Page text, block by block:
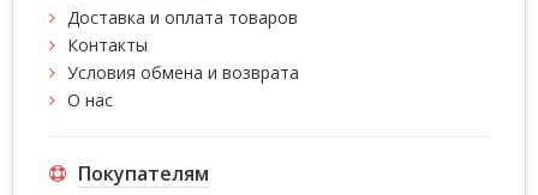
Доставка и оплата товаров
Контакты
Условия обмена и возврата
О нас
Покупателям